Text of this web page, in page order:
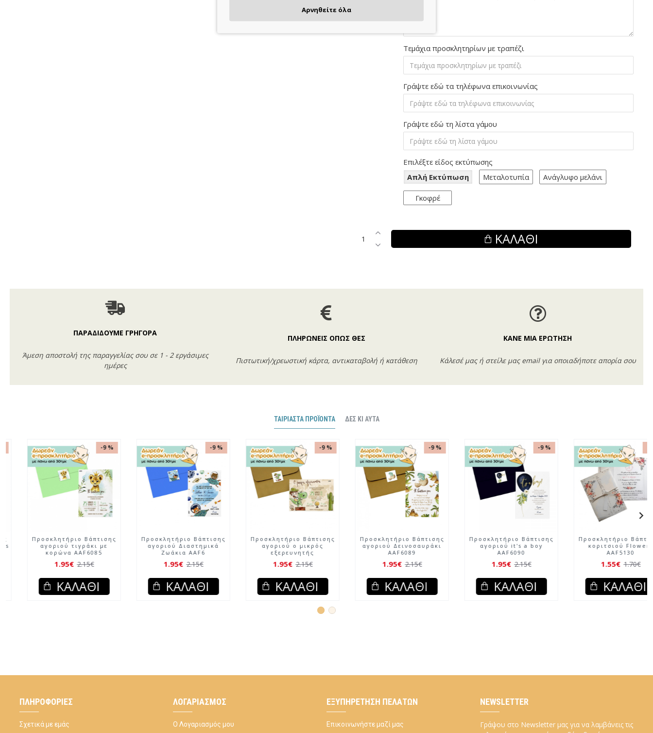
Τεμάχια προσκλητηρίων με τραπέζι
Γράψτε εδώ τα τηλέφωνα επικοινωνίας
Γράψτε εδώ τη λίστα γάμου
Επιλέξτε είδος εκτύπωσης
Απλή Εκτύπωση
Μεταλοτυπία Ανάγλυφο μελάνι
Γκοφρέ
ΚΑΛΆΘΙ
ΠΑΡΑΔΙΔΟΥΜΕ ΓΡΗΓΟΡΑ
Άμεση αποστολή της παραγγελίας σου σε 1 - 2 εργάσιμες
ημέρες
ΠΛΗΡΩΝΕΙΣ ΟΠΩΣ ΘΕΣ
Πιστωτική/χρεωστική κάρτα, αντικαταβολή ή κατάθεση
ΚΑΝΕ ΜΙΑ ΕΡΩΤΗΣΗ
Κάλεσέ μας ή στείλε μας email για οποιαδήποτε απορία σου
ΤΑΙΡΙΑΣΤΆ ΠΡΟΪΌΝΤΑ ΔΕΣ ΚΙ ΑΥΤΆ
-11 %
Προσκλητήριο Βάπτισης
αγοριού Ελεφαντάκι
Μισοφέγγαρο
1.90€
ΚΑΛΆΘΙ
-11 %
Προσκλητήριο Βάπτισης
κοριτσιού Little Princess
AAF5125
1.90€
ΚΑΛΆΘΙ
-9 %
Προσκλητήριο Βάπτισης
αγοριού τιγράκι με
κορώνα AAF6085
2.15€
ΚΑΛΆΘΙ
-9 %
Προσκλητήριο Βάπτισης
αγοριού Διαστημικά
Ζωάκια AAF6
2.15€
ΚΑΛΆΘΙ
-9 %
Προσκλητήριο Βάπτισης
αγοριού ο μικρός
εξερευνητής
2.15€
ΚΑΛΆΘΙ
-9 %
Προσκλητήριο Βάπτισης
αγοριού Δεινοσαυράκι
AAF6089
2.15€
ΚΑΛΆΘΙ
ΠΛΗΡΟΦΟΡΊΕΣ
Σχετικά με εμάς
ΛΟΓΑΡΙΑΣΜΌΣ
Ο Λογαριασμός μου
ΕΞΥΠΗΡΈΤΗΣΗ ΠΕΛΑΤΏΝ
Επικοινωνήστε μαζί μας
NEWSLETTER
Γράψου στο Newsletter μας για να λαμβάνεις τις
Αρνηθείτε όλα